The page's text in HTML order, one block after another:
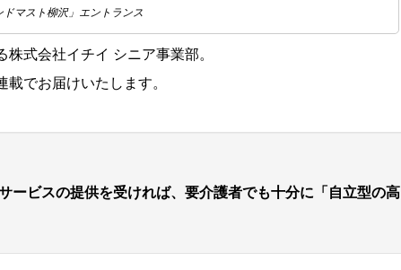
ドマスト柳沢」エントランス
株式会社イチイ シニア事業部。
でお届けいたします。
ービスの提供を受ければ、要介護者でも十分に「自立型の高